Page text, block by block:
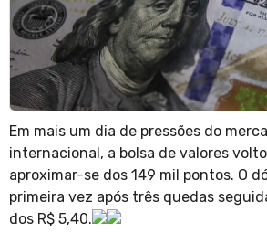
Em mais um dia de pressões do
internacional, a bolsa de valores
aproximar-se dos 149 mil pontos. O
primeira vez após três quedas
dos R$ 5,40.